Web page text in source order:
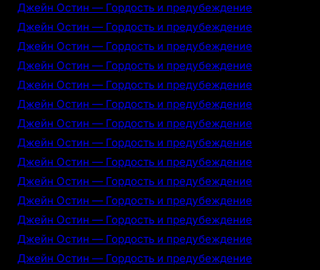
Джейн Остин — Гордость и предубеждение
Джейн Остин — Гордость и предубеждение
Джейн Остин — Гордость и предубеждение
Джейн Остин — Гордость и предубеждение
Джейн Остин — Гордость и предубеждение
Джейн Остин — Гордость и предубеждение
Джейн Остин — Гордость и предубеждение
Джейн Остин — Гордость и предубеждение
Джейн Остин — Гордость и предубеждение
Джейн Остин — Гордость и предубеждение
Джейн Остин — Гордость и предубеждение
Джейн Остин — Гордость и предубеждение
Джейн Остин — Гордость и предубеждение
Джейн Остин — Гордость и предубеждение